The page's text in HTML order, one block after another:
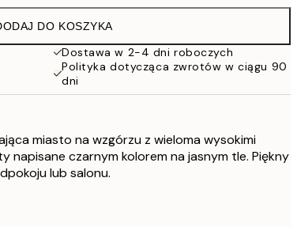
86 zł
152 zł
DO KOSZYKA
Dostawa w 2-4 dni roboczych
Polityka dotycząca zwrotów w ciągu 90
dni
miasto na wzgórzu z wieloma wysokimi
napisane czarnym kolorem na jasnym tle. Piękny
lub salonu.